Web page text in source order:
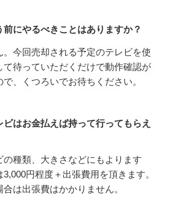
前にやるべきことはありますか？
。今回売却される予定のテレビを使
て待っていただくだけで動作確認が
、くつろいでお待ちください。
はお金払えば持って行ってもらえ
の種類、大きさなどにもよります
円程度＋出張費用を頂きます。
は出張費はかかりません。